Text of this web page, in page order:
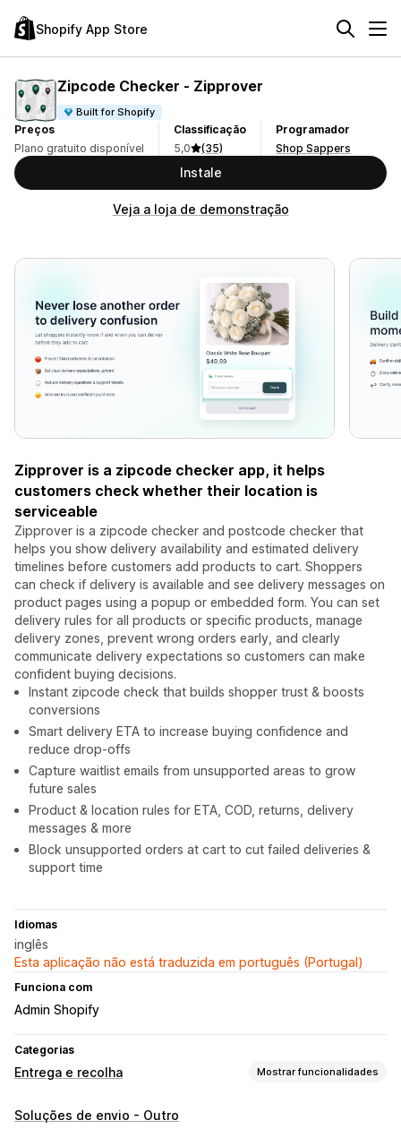
Shopify App Store
Zipcode Checker ‑ Zipprover
Built for Shopify
Preços
Plano gratuito disponível
Classificação
5,0
(35)
Programador
Shop Sappers
Instale
Veja a loja de demonstração
Zipprover is a zipcode checker app, it helps
customers check whether their location is
serviceable
Zipprover is a zipcode checker and postcode checker that
helps you show delivery availability and estimated delivery
timelines before customers add products to cart. Shoppers
can check if delivery is available and see delivery messages on
product pages using a popup or embedded form. You can set
delivery rules for all products or specific products, manage
delivery zones, prevent wrong orders early, and clearly
communicate delivery expectations so customers can make
confident buying decisions.
Instant zipcode check that builds shopper trust & boosts
conversions
Smart delivery ETA to increase buying confidence and
reduce drop-offs
Capture waitlist emails from unsupported areas to grow
future sales
Product & location rules for ETA, COD, returns, delivery
messages & more
Block unsupported orders at cart to cut failed deliveries &
support time
Idiomas
inglês
Esta aplicação não está traduzida em português (Portugal)
Funciona com
Admin Shopify
Categorias
Entrega e recolha Mostrar funcionalidades
Opções de entrega
Soluções de envio - Outro